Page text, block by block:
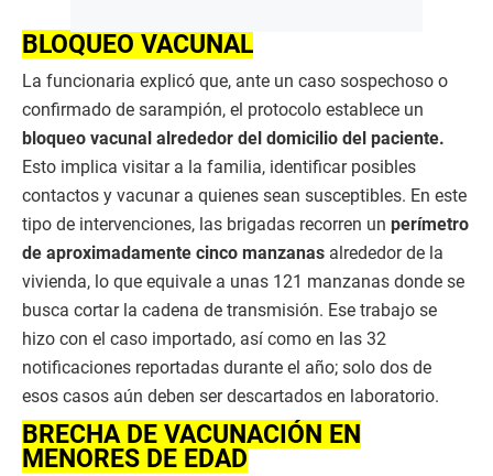
BLOQUEO VACUNAL
La funcionaria explicó que, ante un caso sospechoso o
confirmado de sarampión, el protocolo establece un
bloqueo vacunal alrededor del domicilio del paciente.
Esto implica visitar a la familia, identificar posibles
contactos y vacunar a quienes sean susceptibles. En este
tipo de intervenciones, las brigadas recorren un perímetro
de aproximadamente cinco manzanas alrededor de la
vivienda, lo que equivale a unas 121 manzanas donde se
busca cortar la cadena de transmisión. Ese trabajo se
hizo con el caso importado, así como en las 32
notificaciones reportadas durante el año; solo dos de
esos casos aún deben ser descartados en laboratorio.
BRECHA DE VACUNACIÓN EN
MENORES DE EDAD